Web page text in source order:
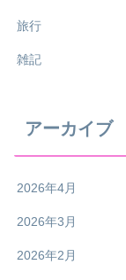
旅行
雑記
アーカイブ
2026年4月
2026年3月
2026年2月